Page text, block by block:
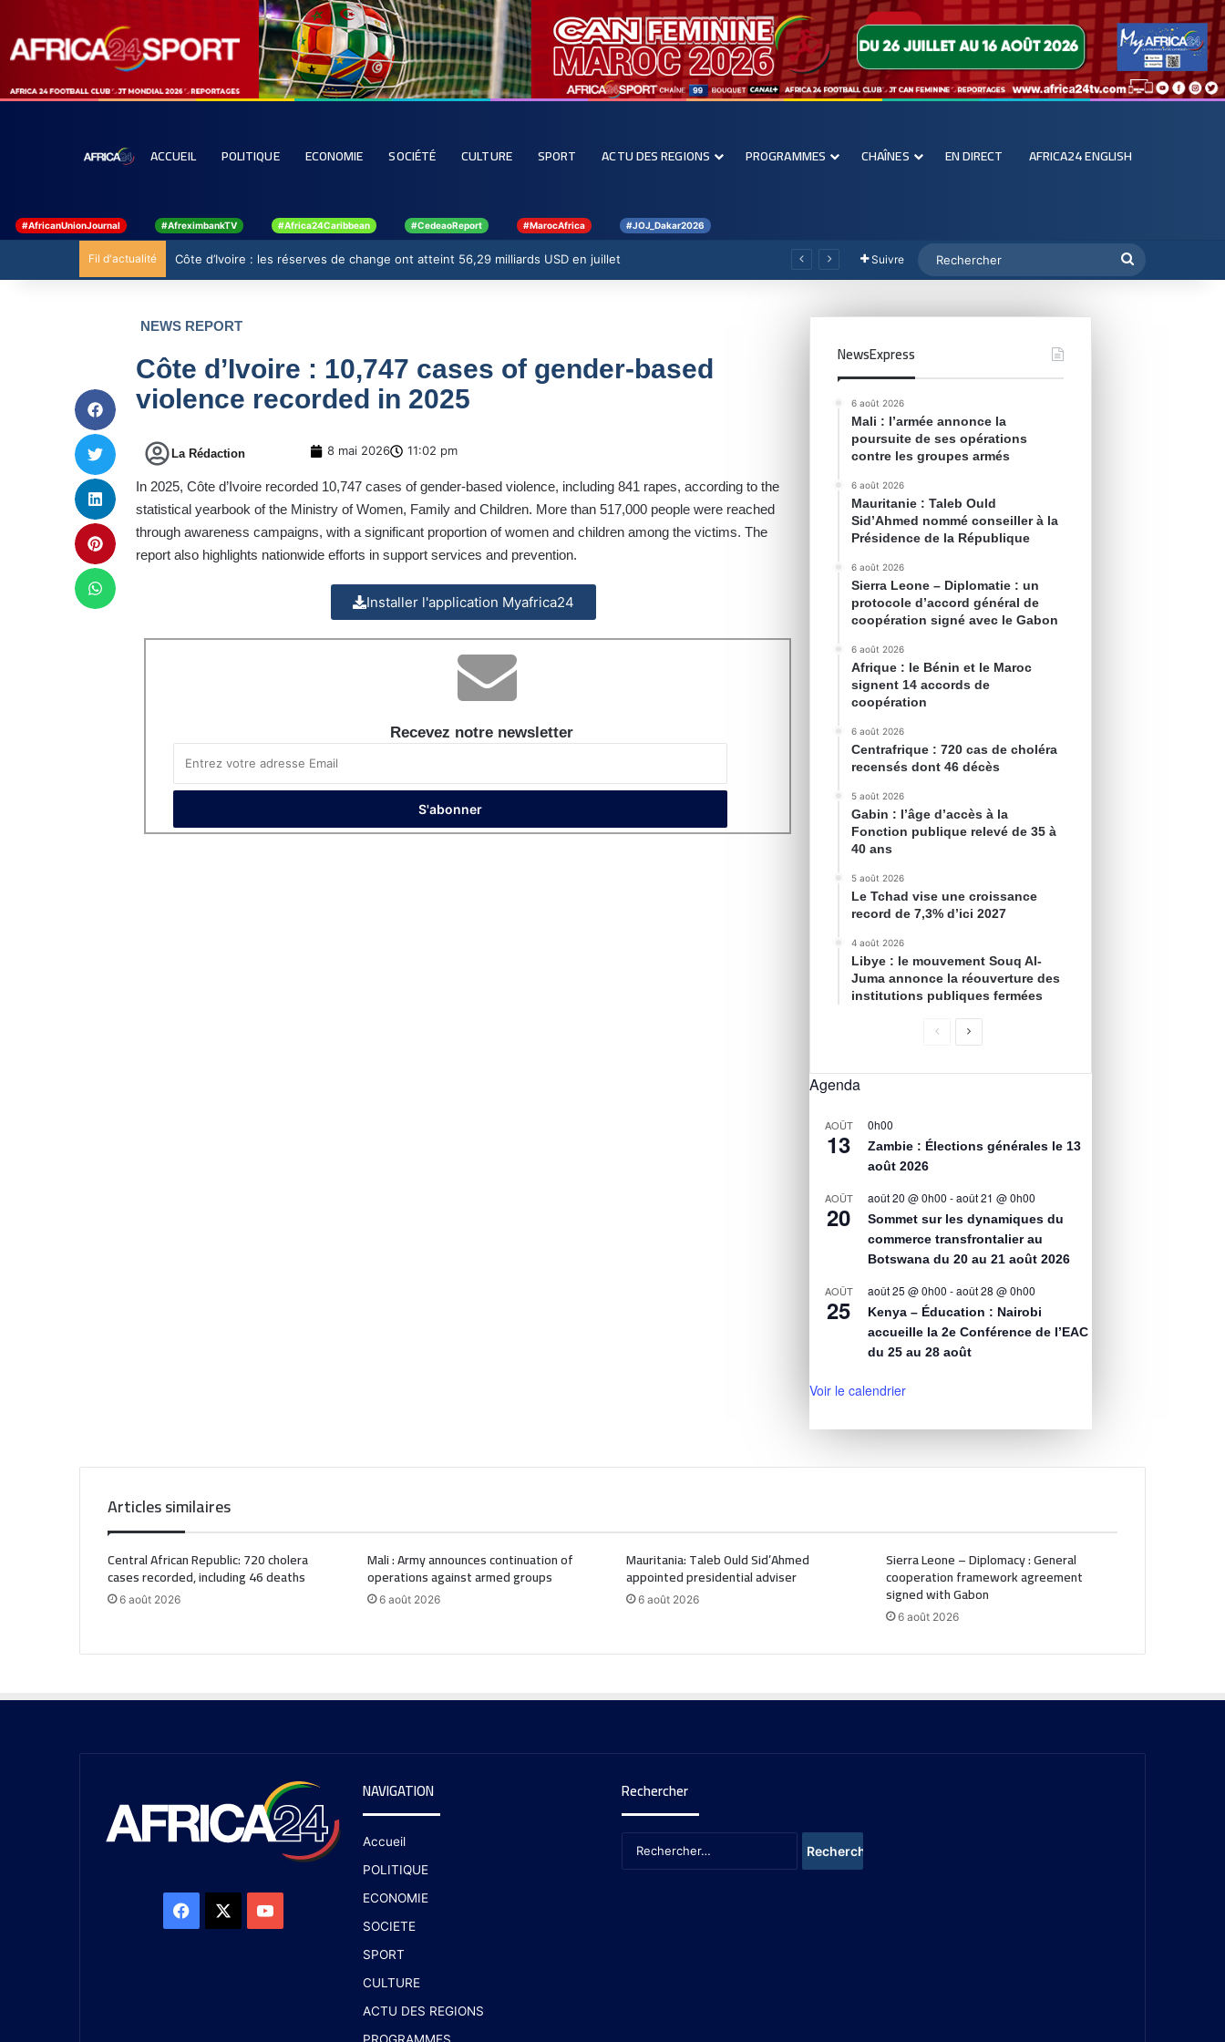
ACCUEIL POLITIQUE ECONOMIE SOCIÉTÉ CULTURE SPORT ACTU DES REGIONS PROGRAMMES CHAÎNES EN DIRECT AFRICA24 ENGLISH
#AfricanUnionJournal #AfreximbankTV #Africa24Caribbean #CedeaoReport #MarocAfrica #JOJ_Dakar2026
Fil d'actualité Côte d’Ivoire : les réserves de change ont atteint 56,29 milliards USD en juillet Suivre
NEWS REPORT
Côte d’Ivoire : 10,747 cases of gender-based
violence recorded in 2025
La Rédaction 8 mai 2026 11:02 pm
In 2025, Côte d’Ivoire recorded 10,747 cases of gender-based violence, including 841 rapes, according to the
statistical yearbook of the Ministry of Women, Family and Children. More than 517,000 people were reached
through awareness campaigns, with a significant proportion of women and children among the victims. The
report also highlights nationwide efforts in support services and prevention.
Installer l'application Myafrica24
Recevez notre newsletter
NewsExpress
6 août 2026
Mali : l’armée annonce la
poursuite de ses opérations
contre les groupes armés
6 août 2026
Mauritanie : Taleb Ould
Sid’Ahmed nommé conseiller à la
Présidence de la République
6 août 2026
Sierra Leone – Diplomatie : un
protocole d’accord général de
coopération signé avec le Gabon
6 août 2026
Afrique : le Bénin et le Maroc
signent 14 accords de
coopération
6 août 2026
Centrafrique : 720 cas de choléra
recensés dont 46 décès
5 août 2026
Gabin : l’âge d’accès à la
Fonction publique relevé de 35 à
40 ans
5 août 2026
Le Tchad vise une croissance
record de 7,3% d’ici 2027
4 août 2026
Libye : le mouvement Souq Al-
Juma annonce la réouverture des
institutions publiques fermées
Agenda
AOÛT
13
0h00
Zambie : Élections générales le 13
août 2026
AOÛT
20
août 20 @ 0h00 -août 21 @ 0h00
Sommet sur les dynamiques du
commerce transfrontalier au
Botswana du 20 au 21 août 2026
AOÛT
25
août 25 @ 0h00 -août 28 @ 0h00
Kenya – Éducation : Nairobi
accueille la 2e Conférence de l’EAC
du 25 au 28 août
Voir le calendrier
Articles similaires
Central African Republic: 720 cholera
cases recorded, including 46 deaths
6 août 2026
Mali : Army announces continuation of
operations against armed groups
6 août 2026
Mauritania: Taleb Ould Sid’Ahmed
appointed presidential adviser
6 août 2026
Sierra Leone – Diplomacy : General
cooperation framework agreement
signed with Gabon
6 août 2026
NAVIGATION
Accueil
POLITIQUE
ECONOMIE
SOCIETE
SPORT
CULTURE
ACTU DES REGIONS
Rechercher